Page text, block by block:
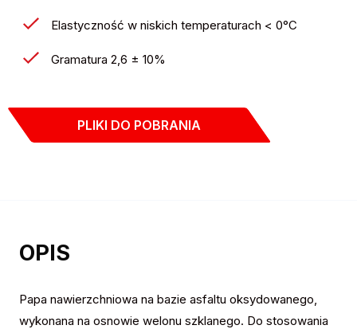
Elastyczność w niskich temperaturach < 0°C
Gramatura 2,6 ± 10%
PLIKI DO POBRANIA
OPIS
Papa nawierzchniowa na bazie asfaltu oksydowanego,
wykonana na osnowie welonu szklanego. Do stosowania